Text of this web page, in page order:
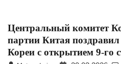
Центральный комитет
партии Китая
Кореи с открытием 9-го